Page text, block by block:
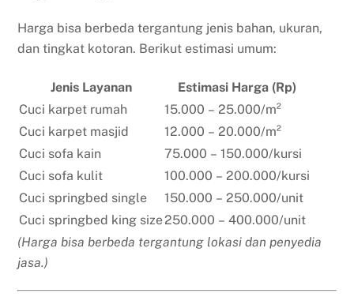
Harga bisa berbeda tergantung jenis bahan, ukuran,
dan tingkat kotoran. Berikut estimasi umum:
Jenis Layanan
Estimasi Harga (Rp)
Cuci karpet rumah
15.000 – 25.000/m²
Cuci karpet masjid
12.000 – 20.000/m²
Cuci sofa kain
75.000 – 150.000/kursi
Cuci sofa kulit
100.000 – 200.000/kursi
Cuci springbed single
150.000 – 250.000/unit
Cuci springbed king size250.000 – 400.000/unit
(Harga bisa berbeda tergantung lokasi dan penyedia
jasa.)